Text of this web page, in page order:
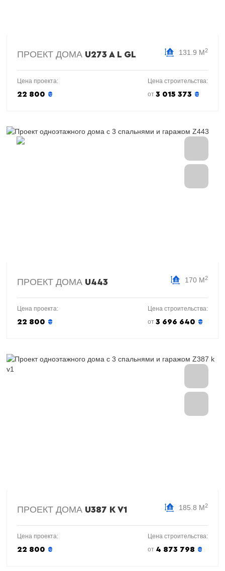
ПРОЕКТ ДОМА U273 A L GL 131.9 М2
Цена проекта:
22 800 ₴
Цена строительства:
от 3 015 373 ₴
ПРОЕКТ ДОМА U443 170 М2
Цена проекта:
22 800 ₴
Цена строительства:
от 3 696 640 ₴
ПРОЕКТ ДОМА U387 K V1 185.8 М2
Цена проекта:
22 800 ₴
Цена строительства:
от 4 873 798 ₴